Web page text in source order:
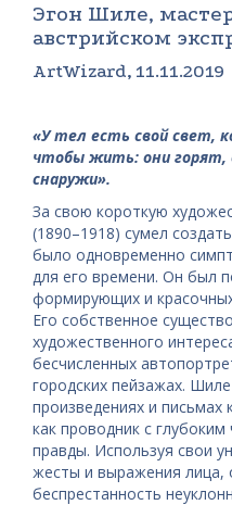
Эгон Шиле,
австрийском
ArtWizard, 11.11.2019
«У тел есть свой свет,
чтобы жить: они горят,
снаружи».
За свою короткую
(1890–1918) сумел
было одновременно
для его времени. Он был
формирующих и
Его собственное
художественного
бесчисленных
городских пейзажах.
произведениях и письмах
как проводник с
правды. Используя свои
жесты и выражения лица,
беспрестанность